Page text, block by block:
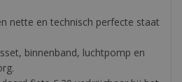
nette en technisch perfecte staat
binnenband, luchtpomp en